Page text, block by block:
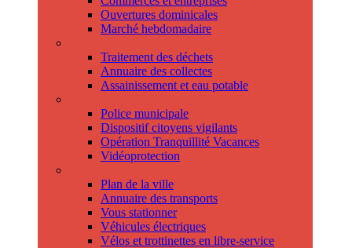
Ouvertures dominicales
Marché hebdomadaire
Traitement des déchets
Annuaire des collectes
Assainissement et eau potable
Police municipale
Dispositif citoyens vigilants
Opération Tranquillité Vacances
Vidéoprotection
Plan de la ville
Annuaire des transports
Vous stationner
Véhicules électriques
Vélos et trottinettes en libre-service